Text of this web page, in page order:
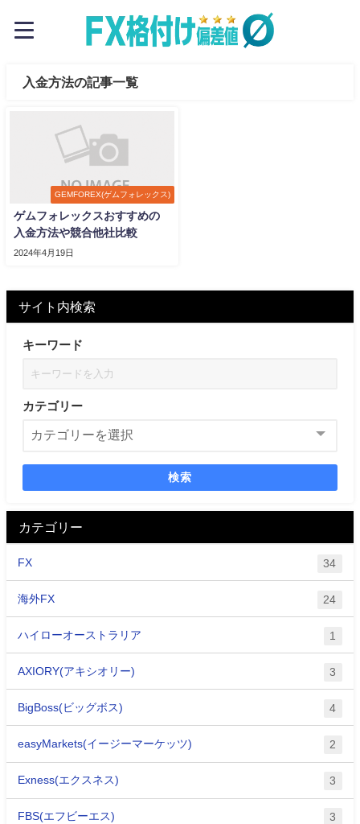
入金方法の記事一覧
GEMFOREX(ゲムフォレックス)
ゲムフォレックスおすすめの
入金方法や競合他社比較
2024年4月19日
サイト内検索
キーワード
カテゴリー
検索
カテゴリー
FX 34
海外FX 24
ハイローオーストラリア 1
AXIORY(アキシオリー) 3
BigBoss(ビッグボス) 4
easyMarkets(イージーマーケッツ) 2
Exness(エクスネス) 3
FBS(エフビーエス) 3